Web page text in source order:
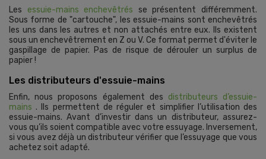
Les essuie-mains enchevêtrés se présentent différemment.
Sous forme de "cartouche", les essuie-mains sont enchevêtrés
les uns dans les autres et non attachés entre eux. Ils existent
sous un enchevêtrement en Z ou V. Ce format permet d'éviter le
gaspillage de papier. Pas de risque de dérouler un surplus de
papier !
Les distributeurs d'essuie-mains
Enfin, nous proposons également des distributeurs d’essuie-
mains . Ils permettent de réguler et simplifier l’utilisation des
essuie-mains. Avant d’investir dans un distributeur, assurez-
vous qu’ils soient compatible avec votre essuyage. Inversement,
si vous avez déjà un distributeur vérifier que l’essuyage que vous
achetez soit adapté.